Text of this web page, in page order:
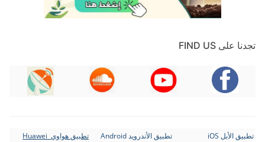
تجدنا على FIND US
تطبيق الأبل iOS تطبيق الأندرويد Android تطبيق هواوي Huawei